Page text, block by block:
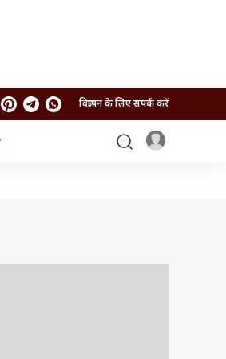
विज्ञापन के लिए संपर्क करें